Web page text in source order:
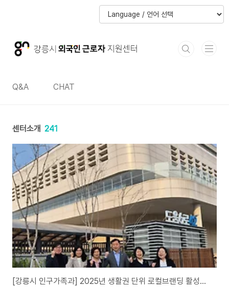
Q&A CHAT
센터소개 241
[강릉시 인구가족과] 2025년 생활권 단위 로컬브랜딩 활성화 지원사업 도전